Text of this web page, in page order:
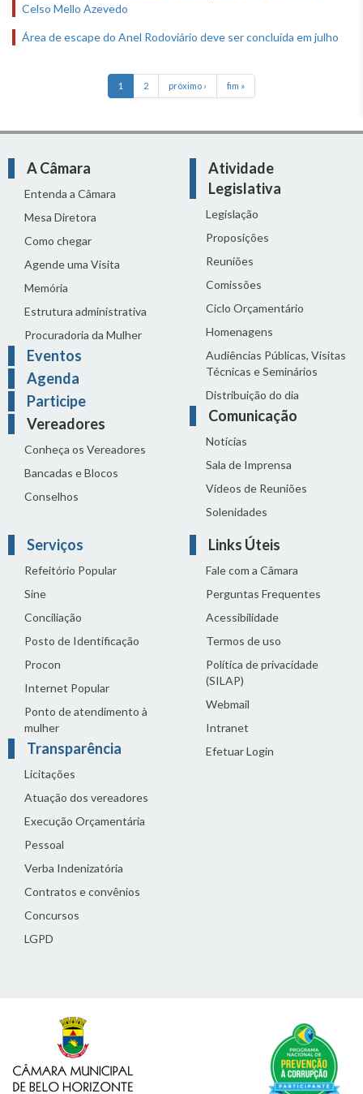
Celso Mello Azevedo
Área de escape do Anel Rodoviário deve ser concluída em julho
1 2 próximo › fim »
A Câmara
Entenda a Câmara
Mesa Diretora
Como chegar
Agende uma Visita
Memória
Estrutura administrativa
Procuradoria da Mulher
Eventos
Agenda
Participe
Vereadores
Conheça os Vereadores
Bancadas e Blocos
Conselhos
Atividade
Legislativa
Legislação
Proposições
Reuniões
Comissões
Ciclo Orçamentário
Homenagens
Audiências Públicas, Visitas
Técnicas e Seminários
Distribuição do dia
Comunicação
Notícias
Sala de Imprensa
Vídeos de Reuniões
Solenidades
Serviços
Refeitório Popular
Sine
Conciliação
Posto de Identificação
Procon
Internet Popular
Ponto de atendimento à
mulher
Transparência
Licitações
Atuação dos vereadores
Execução Orçamentária
Pessoal
Verba Indenizatória
Contratos e convênios
Concursos
LGPD
Links Úteis
Fale com a Câmara
Perguntas Frequentes
Acessibilidade
Termos de uso
Política de privacidade
(SILAP)
Webmail
Intranet
Efetuar Login